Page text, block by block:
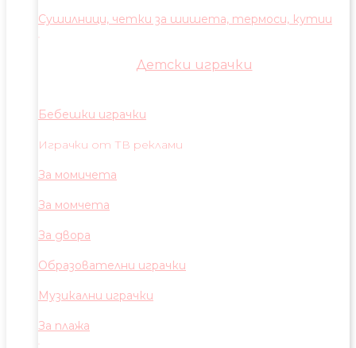
Сушилници, четки за шишета, термоси, кутии
Детски играчки
Бебешки играчки
Играчки от ТВ реклами
За момичета
За момчета
За двора
Образователни играчки
Музикални играчки
За плажа